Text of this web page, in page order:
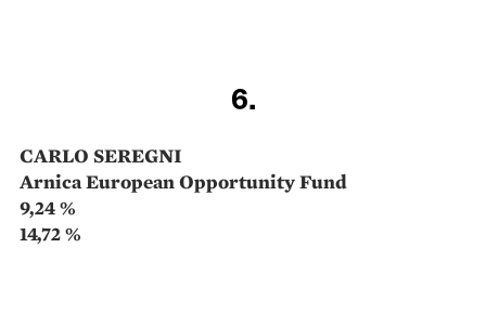
6.
CARLO SEREGNI
Arnica European Opportunity Fund
9,24 %
14,72 %